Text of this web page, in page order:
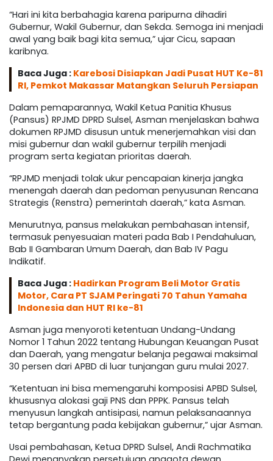
“Hari ini kita berbahagia karena paripurna dihadiri
Gubernur, Wakil Gubernur, dan Sekda. Semoga ini menjadi
awal yang baik bagi kita semua,” ujar Cicu, sapaan
karibnya.
Baca Juga : Karebosi Disiapkan Jadi Pusat HUT Ke-81
RI, Pemkot Makassar Matangkan Seluruh Persiapan
Dalam pemaparannya, Wakil Ketua Panitia Khusus
(Pansus) RPJMD DPRD Sulsel, Asman menjelaskan bahwa
dokumen RPJMD disusun untuk menerjemahkan visi dan
misi gubernur dan wakil gubernur terpilih menjadi
program serta kegiatan prioritas daerah.
“RPJMD menjadi tolak ukur pencapaian kinerja jangka
menengah daerah dan pedoman penyusunan Rencana
Strategis (Renstra) pemerintah daerah,” kata Asman.
Menurutnya, pansus melakukan pembahasan intensif,
termasuk penyesuaian materi pada Bab I Pendahuluan,
Bab II Gambaran Umum Daerah, dan Bab IV Pagu
Indikatif.
Baca Juga : Hadirkan Program Beli Motor Gratis
Motor, Cara PT SJAM Peringati 70 Tahun Yamaha
Indonesia dan HUT RI ke-81
Asman juga menyoroti ketentuan Undang-Undang
Nomor 1 Tahun 2022 tentang Hubungan Keuangan Pusat
dan Daerah, yang mengatur belanja pegawai maksimal
30 persen dari APBD di luar tunjangan guru mulai 2027.
“Ketentuan ini bisa memengaruhi komposisi APBD Sulsel,
khususnya alokasi gaji PNS dan PPPK. Pansus telah
menyusun langkah antisipasi, namun pelaksanaannya
tetap bergantung pada kebijakan gubernur,” ujar Asman.
Usai pembahasan, Ketua DPRD Sulsel, Andi Rachmatika